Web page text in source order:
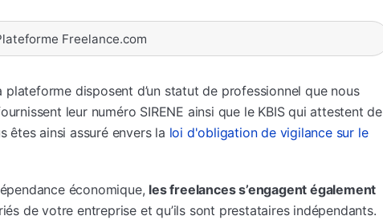
Freelance.com
plateforme disposent d’un statut de professionnel que nous
leur numéro SIRENE ainsi que le KBIS qui attestent de
êtes ainsi assuré envers la loi d'obligation de vigilance sur le
économique, les freelances s’engagent également
de votre entreprise et qu’ils sont prestataires indépendants.